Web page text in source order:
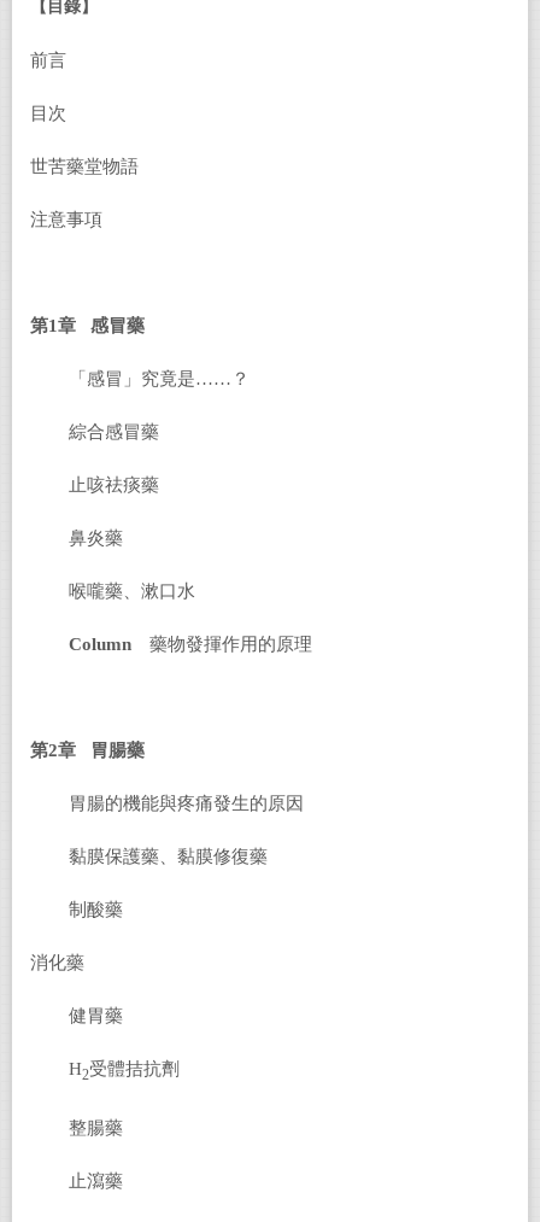
【目錄】
前言
目次
世苦藥堂物語
注意事項
第1章 感冒藥
「感冒」究竟是……？
綜合感冒藥
止咳祛痰藥
鼻炎藥
喉嚨藥、漱口水
Column 藥物發揮作用的原理
第2章 胃腸藥
胃腸的機能與疼痛發生的原因
黏膜保護藥、黏膜修復藥
制酸藥
消化藥
健胃藥
H2受體拮抗劑
整腸藥
止瀉藥